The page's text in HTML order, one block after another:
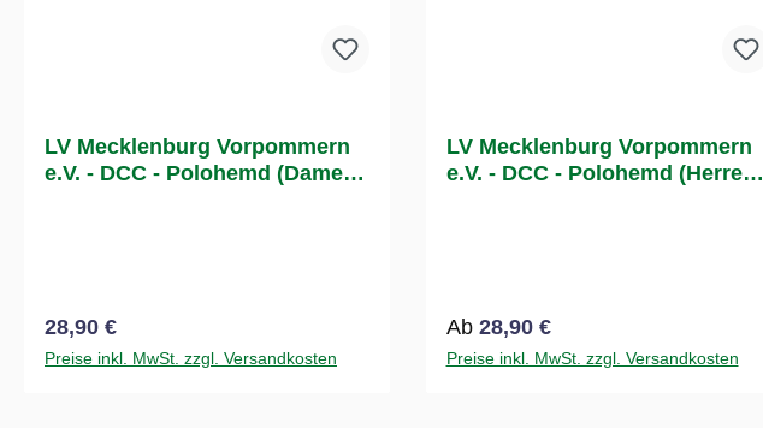
LV Mecklenburg Vorpommern
e.V. - DCC - Polohemd (Damen /
Regulärer Preis:
28,90 €
Preise inkl. MwSt. zzgl. Versandkosten
LV Mecklenburg Vorpommern
e.V. - DCC - Polohemd (Herren /
Regulärer Preis:
Ab 28,90 €
Preise inkl. MwSt. zzgl. Versandkosten